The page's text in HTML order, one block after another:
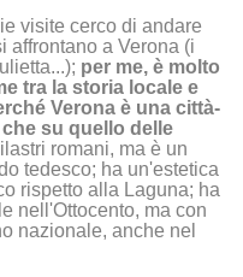
visite cerco di andare
affrontano a Verona (i
per me, è molto
tra la storia locale e
Verona è una città-
su quello delle
romani, ma è un
tedesco; ha un'estetica
rispetto alla Laguna; ha
nell'Ottocento, ma con
nazionale, anche nel